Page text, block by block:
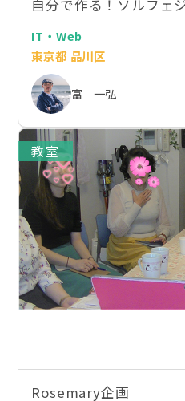
自分で作る！ソルフェ
IT・Web
東京都 品川区
富 一弘
教室
Rosemary企画